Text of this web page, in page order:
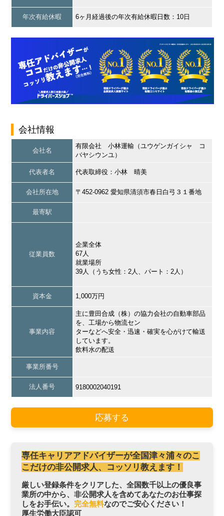
年次有給休暇 6ヶ月経過後の年次有給休暇日数：10日
会社情報
会社名
有限会社 小林運輸（ユウゲンガイシャ コ
バヤシウンユ）
代表者名 代表取締役：小林 晴美
会社所在地 〒452-0962 愛知県清須市春日白弓３１番地
最寄駅
従業員数
企業全体
67人
就業場所
39人（うち女性：2人、パート：2人）
資本金 1,000万円
事業内容
主に豊田合成（株）の協力会社の自動車部品
を、工場から物流セン
ターなどへ安全・迅速・確実を心がけて輸送
しています。
飲料水の配送
事業所番号
法人番号 9180002040191
応募する
専任キャリアアドバイザーが全国津々浦々のこ
こだけの非公開求人、コッソリ教えます！
厳しい登録条件をクリアした、全国数千以上の優良事
業所の中から、非公開求人を含めてあなたのお仕事探
しをお手伝い。 完全無料なのでご安心ください！
厚生労働大臣認可